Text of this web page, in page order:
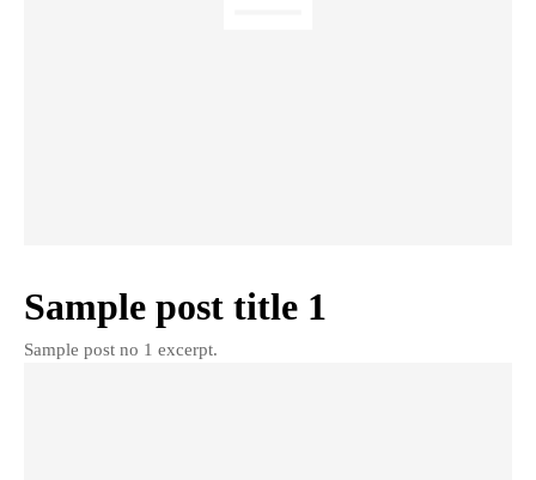
Sample post title 1
Sample post no 1 excerpt.